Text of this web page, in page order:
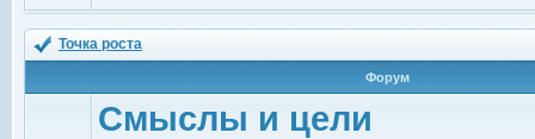
Точка роста
Форум
Смыслы и цели